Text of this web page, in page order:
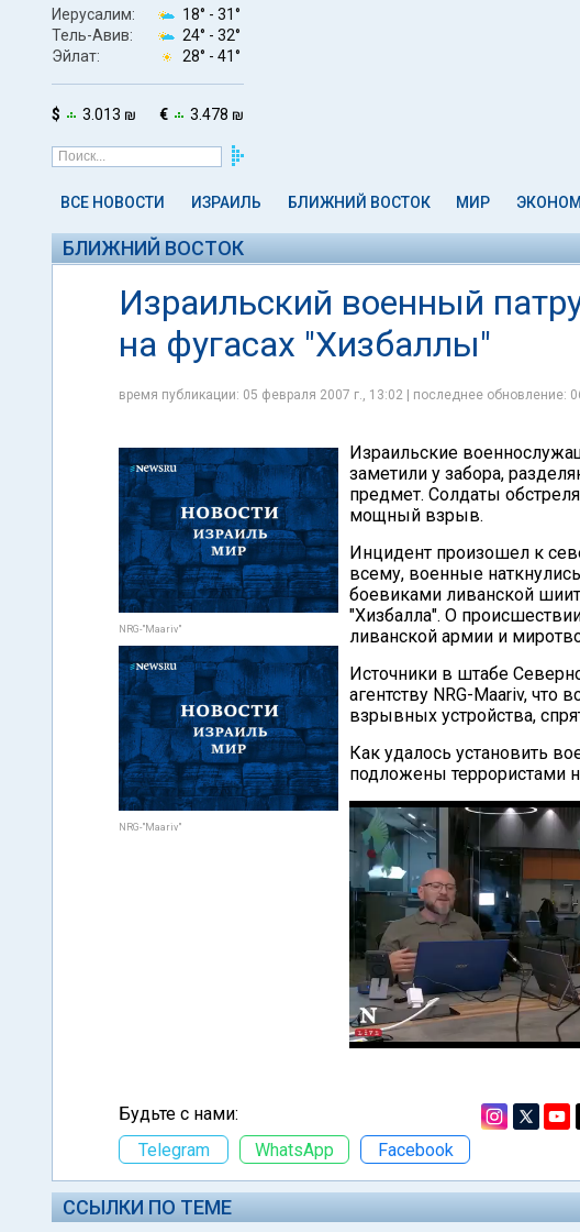
Иерусалим: 18° - 31°
Тель-Авив:
24° - 32°
Эйлат:
28° - 41°
$ 3.013 ₪ € 3.478 ₪
ВСЕ НОВОСТИ ИЗРАИЛЬ БЛИЖНИЙ ВОСТОК МИР
БЛИЖНИЙ ВОСТОК
Израильский военный
на фугасах "Хизбаллы"
время публикации: 05 февраля 2007 г., 13:02 | последнее обновление:
NRG-"Maariv"
NRG-"Maariv"
Израильские
заметили у забора,
предмет. Солдаты
мощный взрыв.
Инцидент произошел к
всему, военные
боевиками ливанской
"Хизбалла". О
ливанской армии и
Источники в штабе
агентству NRG-Maariv, что
взрывных устройства,
Как удалось установить
подложены террористами
Будьте с нами:
Telegram
WhatsApp Facebook
ССЫЛКИ ПО ТЕМЕ